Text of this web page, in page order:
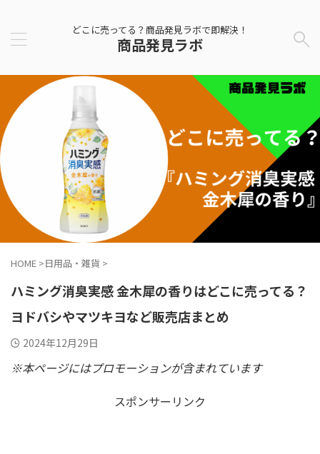
どこに売ってる？商品発見ラボで即解決！
商品発見ラボ
HOME >日用品・雑貨 >
ハミング消臭実感 金木犀の香りはどこに売ってる？
ヨドバシやマツキヨなど販売店まとめ
2024年12月29日
※本ページにはプロモーションが含まれています
スポンサーリンク